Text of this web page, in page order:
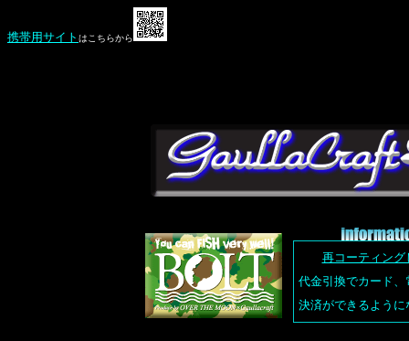
携帯用サイト はこちらから
再コーティング
代金引換でカード、
決済ができるように